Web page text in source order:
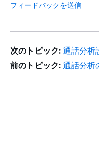
フィードバックを送信
次のトピック: 通話分析
前のトピック: 通話分析